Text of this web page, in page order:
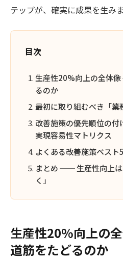
テップが、確実に成果を生みま
目次
生産性20%向上の全体
るのか
最初に取り組むべき「業
改善施策の優先順位の
実現容易性マトリクス
よくある改善施策ベスト5
まとめ ── 生産性向上
く」
生産性20%向上の
道筋をたどるのか